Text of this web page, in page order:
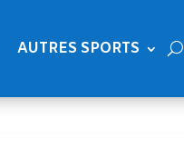
AUTRES SPORTS